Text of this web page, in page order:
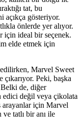
tat, bu
açıkça gösteriyor.
önlerde yer alıyor.
için ideal bir seçenek.
elde etmek için
Marvel Sweet
çıkarıyor. Peki, başka
Belki de, diğer
edici değil veya çikolata
arayanlar için Marvel
tatlı bir anı ile